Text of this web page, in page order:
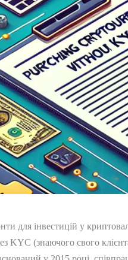
для інвестицій у
KYC (знаючого свого